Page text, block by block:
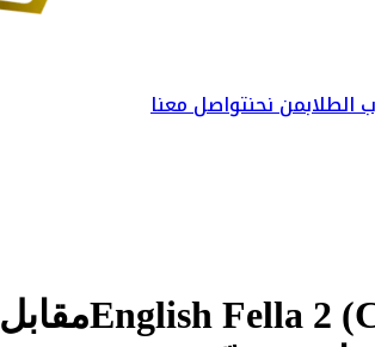
الطلابمن نحنتواصل معنا
English Fella 2مقابل